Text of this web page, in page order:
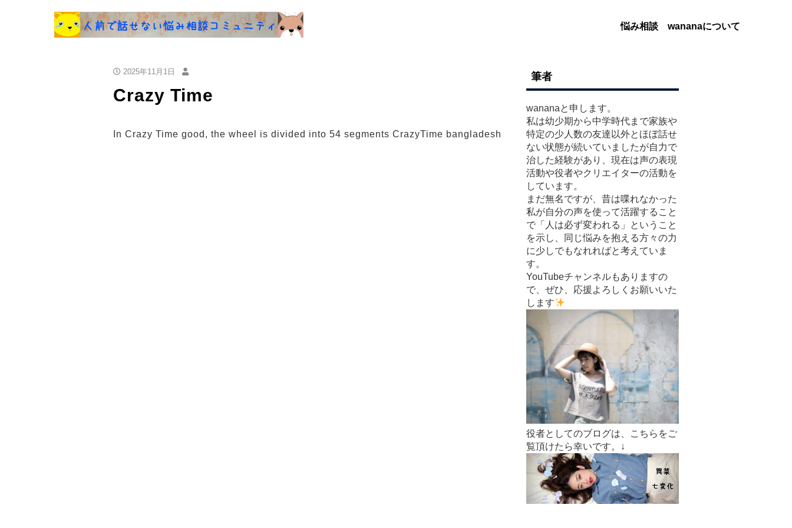
悩み相談 wananaについて
2025年11月1日
Crazy Time
In Crazy Time good, the wheel is divided into 54 segments CrazyTime bangladesh
筆者
wananaと申します。
私は幼少期から中学時代まで家族や
特定の少人数の友達以外とほぼ話せ
ない状態が続いていましたが自力で
治した経験があり、現在は声の表現
活動や役者やクリエイターの活動を
しています。
まだ無名ですが、昔は喋れなかった
私が自分の声を使って活躍すること
で「人は必ず変われる」ということ
を示し、同じ悩みを抱える方々の力
に少しでもなれればと考えていま
す。
YouTubeチャンネルもありますの
で、ぜひ、応援よろしくお願いいた
します
役者としてのブログは、こちらをご
覧頂けたら幸いです。↓